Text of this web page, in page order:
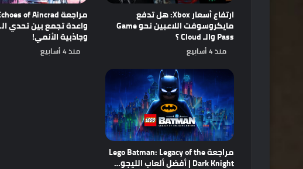
ارتفاع أسعار Xbox: هل تدفع
مايكروسوفت اللاعبين نحو Game
Pass والـ Cloud ؟
منذ 4 أسابيع
وجاذبية الأنمي!
منذ 4 أسابيع
مراجعة Lego Batman: Legacy of the
Dark Knight | أفضل ألعاب الليجو…